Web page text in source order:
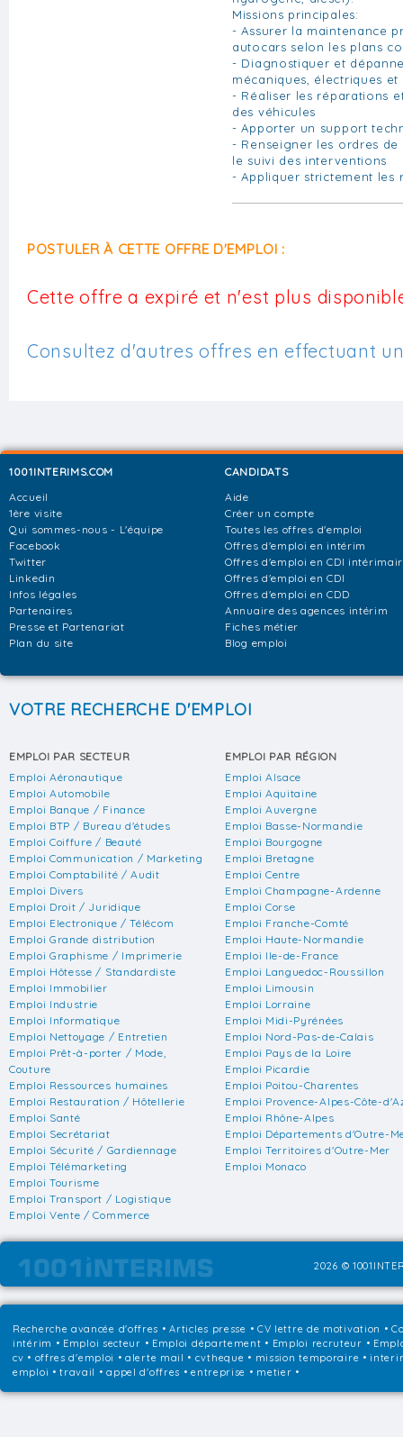
Missions principales:
- Assurer la maintenance
autocars selon les plans
- Diagnostiquer et
mécaniques, électriques
- Réaliser les réparations
des véhicules
- Apporter un support
- Renseigner les ordres
le suivi des interventions
- Appliquer strictement les
POSTULER À CETTE OFFRE D'EMPLOI :
Cette offre a expiré et n'est plus
Consultez d'autres offres en effectuant
1001INTERIMS.COM
Accueil
1ère visite
Qui sommes-nous - L'équipe
Facebook
Twitter
Linkedin
Infos légales
Partenaires
Presse et Partenariat
Plan du site
CANDIDATS
Aide
Créer un compte
Toutes les offres d'emploi
Offres d'emploi en intérim
Offres d'emploi en CDI
Offres d'emploi en CDI
Offres d'emploi en CDD
Annuaire des agences intérim
Fiches métier
Blog emploi
VOTRE RECHERCHE D'EMPLOI
EMPLOI PAR SECTEUR
Emploi Aéronautique
Emploi Automobile
Emploi Banque / Finance
Emploi BTP / Bureau d'études
Emploi Coiffure / Beauté
Emploi Communication / Marketing
Emploi Comptabilité / Audit
Emploi Divers
Emploi Droit / Juridique
Emploi Electronique / Télécom
Emploi Grande distribution
Emploi Graphisme / Imprimerie
Emploi Hôtesse / Standardiste
Emploi Immobilier
Emploi Industrie
Emploi Informatique
Emploi Nettoyage / Entretien
Emploi Prêt-à-porter / Mode,
Couture
Emploi Ressources humaines
Emploi Restauration / Hôtellerie
Emploi Santé
Emploi Secrétariat
Emploi Sécurité / Gardiennage
Emploi Télémarketing
Emploi Tourisme
Emploi Transport / Logistique
Emploi Vente / Commerce
EMPLOI PAR RÉGION
Emploi Alsace
Emploi Aquitaine
Emploi Auvergne
Emploi Basse-Normandie
Emploi Bourgogne
Emploi Bretagne
Emploi Centre
Emploi Champagne-Ardenne
Emploi Corse
Emploi Franche-Comté
Emploi Haute-Normandie
Emploi Ile-de-France
Emploi Languedoc-Roussillon
Emploi Limousin
Emploi Lorraine
Emploi Midi-Pyrénées
Emploi Nord-Pas-de-Calais
Emploi Pays de la Loire
Emploi Picardie
Emploi Poitou-Charentes
Emploi Provence-Alpes-Côte-
Emploi Rhône-Alpes
Emploi Départements d'Outre-
Emploi Territoires d'Outre-Mer
Emploi Monaco
2026 ©
Recherche avancée d'offres •Articles presse • CV lettre de motivation •
intérim • Emploi secteur • Emploi département • Emploi recruteur •
cv • offres d'emploi • alerte mail • cvtheque • mission temporaire •
emploi • travail • appel d'offres • entreprise • metier •